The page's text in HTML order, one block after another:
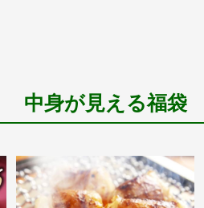
中身が見える福袋